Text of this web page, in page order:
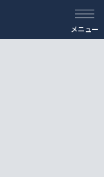
メニュー